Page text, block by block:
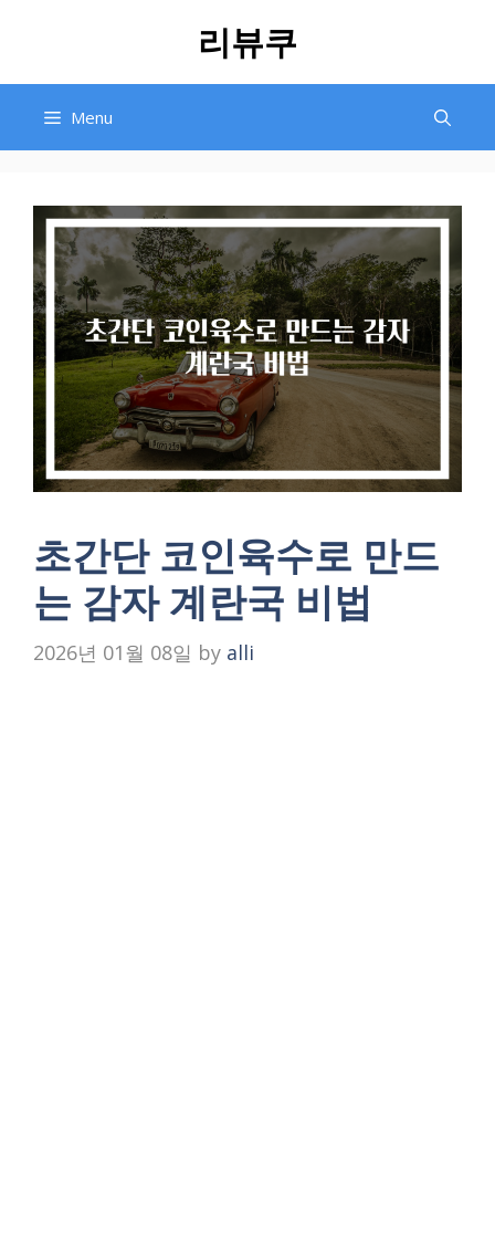
리뷰쿠
Menu
초간단 코인육수로 만드
는 감자 계란국 비법
2026년 01월 08일 by alli